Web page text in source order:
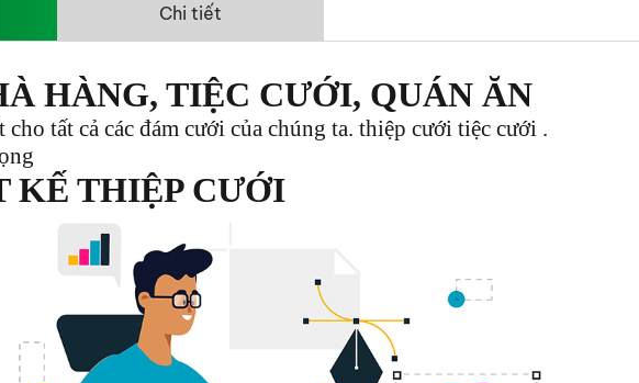
Chi tiết
HÀNG, TIỆC CƯỚI, QUÁN ĂN
cho tất cả các đám cưới của chúng ta. thiệp cưới tiệc cưới .
KẾ THIỆP CƯỚI